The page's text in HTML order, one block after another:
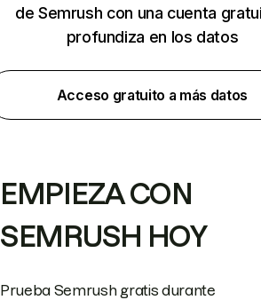
de Semrush con una cuenta
profundiza en los datos
Acceso gratuito a más datos
EMPIEZA CON
SEMRUSH HOY
Prueba Semrush gratis durante